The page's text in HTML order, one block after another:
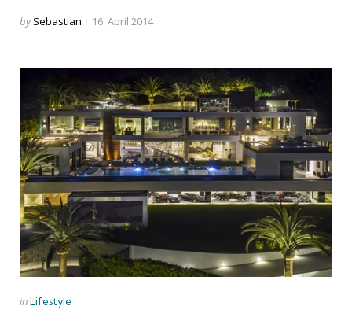
Posted
by Sebastian 16. April 2014
Categories
Posted
inLifestyle